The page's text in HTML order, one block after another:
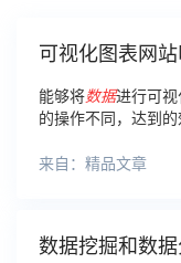
可视化图表网
能够将数据进行可
的操作不同，达到
来自：精品文章
数据挖掘和数